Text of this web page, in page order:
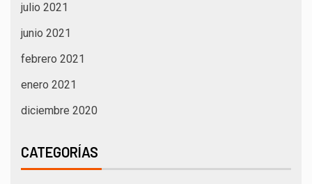
julio 2021
junio 2021
febrero 2021
enero 2021
diciembre 2020
CATEGORÍAS